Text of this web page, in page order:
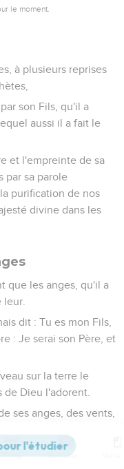
le moment.
à plusieurs reprises
son Fils, qu'il a
aussi il a fait le
et l'empreinte de sa
par sa parole
purification de nos
divine dans les
que les anges, qu'il a
dit : Tu es mon Fils,
: Je serai son Père, et
sur la terre le
de Dieu l'adorent.
ses anges, des vents,
demeure aux siècles
Strong